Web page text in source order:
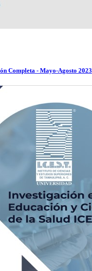
Completa - Mayo-Agosto 2023